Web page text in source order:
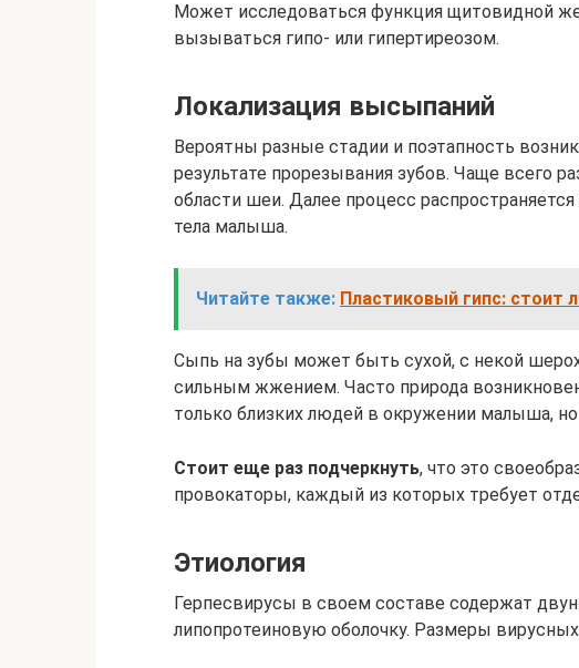
Может исследоваться функция щитовидной
вызываться гипо- или гипертиреозом.
Локализация высыпаний
Вероятны разные стадии и поэтапность
результате прорезывания зубов. Чаще всего
области шеи. Далее процесс
тела малыша.
Читайте также: Пластиковый гипс: стоит
Сыпь на зубы может быть сухой, с некой
сильным жжением. Часто природа
только близких людей в окружении малыша,
Стоит еще раз подчеркнуть, что это
провокаторы, каждый из которых требует
Этиология
Герпесвирусы в своем составе содержат
липопротеиновую оболочку. Размеры